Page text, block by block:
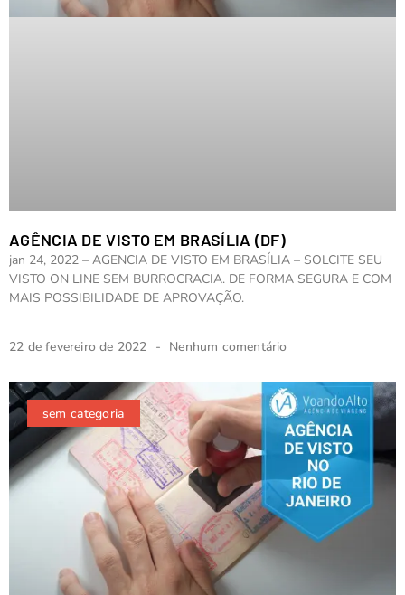
AGÊNCIA DE VISTO EM BRASÍLIA (DF)
jan 24, 2022 – AGENCIA DE VISTO EM BRASÍLIA – SOLCITE SEU
VISTO ON LINE SEM BURROCRACIA. DE FORMA SEGURA E COM
MAIS POSSIBILIDADE DE APROVAÇÃO.
22 de fevereiro de 2022 Nenhum comentário
sem categoria